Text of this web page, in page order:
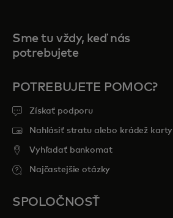
Sme tu vždy, keď nás
potrebujete
POTREBUJETE POMOC?
Získať podporu
Nahlásiť stratu alebo krádež karty
Vyhľadať bankomat
Najčastejšie otázky
SPOLOČNOSŤ